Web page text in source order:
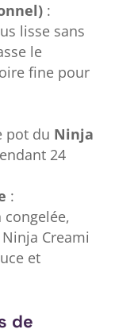
:
lisse sans
le
fine pour
pot du Ninja
24
:
Creami
et
de